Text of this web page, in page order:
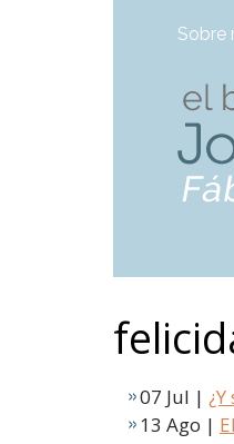
Sobre
07 Jul |
13 Ago |